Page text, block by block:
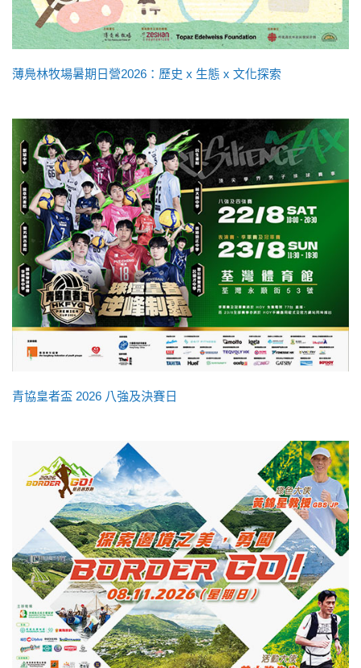
薄鳧林牧場暑期日營2026：歷史 x 生態 x 文化探索
青協皇者盃 2026 八強及決賽日